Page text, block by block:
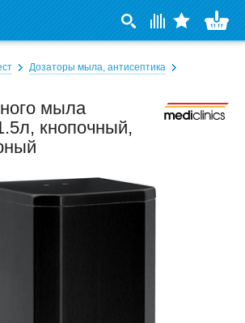
Дозаторы мыла, антисептика
мыла
кнопочный,